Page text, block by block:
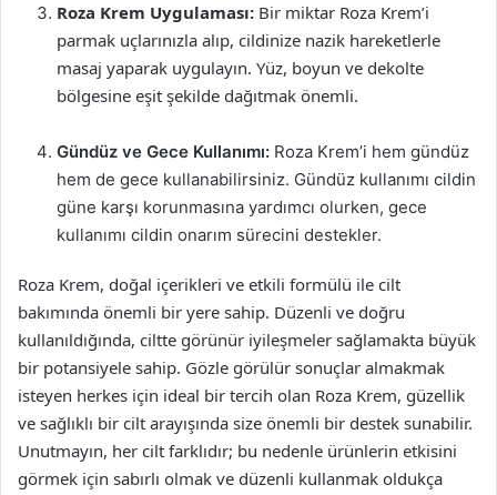
Roza Krem Uygulaması: Bir miktar Roza Krem’i
parmak uçlarınızla alıp, cildinize nazik hareketlerle
masaj yaparak uygulayın. Yüz, boyun ve dekolte
bölgesine eşit şekilde dağıtmak önemli.
Gündüz ve Gece Kullanımı: Roza Krem’i hem gündüz
hem de gece kullanabilirsiniz. Gündüz kullanımı cildin
güne karşı korunmasına yardımcı olurken, gece
kullanımı cildin onarım sürecini destekler.
Roza Krem, doğal içerikleri ve etkili formülü ile cilt
bakımında önemli bir yere sahip. Düzenli ve doğru
kullanıldığında, ciltte görünür iyileşmeler sağlamakta büyük
bir potansiyele sahip. Gözle görülür sonuçlar almakmak
isteyen herkes için ideal bir tercih olan Roza Krem, güzellik
ve sağlıklı bir cilt arayışında size önemli bir destek sunabilir.
Unutmayın, her cilt farklıdır; bu nedenle ürünlerin etkisini
görmek için sabırlı olmak ve düzenli kullanmak oldukça